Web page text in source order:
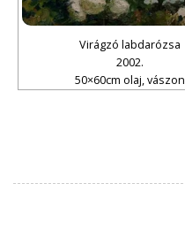
Virágzó labdarózsa
2002.
50×60cm olaj, vászon